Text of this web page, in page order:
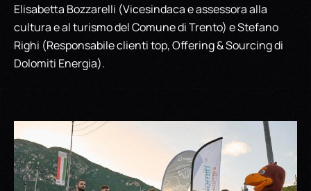
Elisabetta Bozzarelli (Vicesindaca e assessora alla
cultura e al turismo del Comune di Trento) e Stefano
Righi (Responsabile clienti top, Offering & Sourcing di
Dolomiti Energia).